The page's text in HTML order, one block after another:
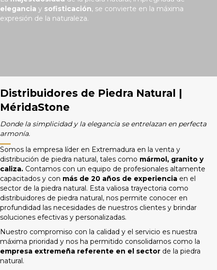
e
u
e
m
a
d
a
c
c
e
s
i
b
i
l
i
a
d
.
elegancia y sofisticación, se convierte en la máxima
expresión de la naturaleza.
Distribuidores de Piedra Natural |
MéridaStone
Donde la simplicidad y la elegancia se entrelazan en perfecta
armonía.
Somos la empresa líder en Extremadura en la venta y
distribución de piedra natural, tales como mármol, granito y
caliza. Contamos con un equipo de profesionales altamente
capacitados y con más de 20 años de experiencia en el
sector de la piedra natural. Esta valiosa trayectoria como
distribuidores de piedra natural, nos permite conocer en
profundidad las necesidades de nuestros clientes y brindar
soluciones efectivas y personalizadas.
Nuestro compromiso con la calidad y el servicio es nuestra
máxima prioridad y nos ha permitido consolidarnos como la
empresa extremeña referente en el sector de la piedra
natural.